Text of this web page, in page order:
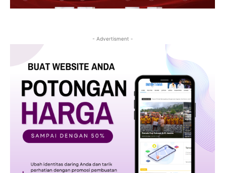
- Advertisment -